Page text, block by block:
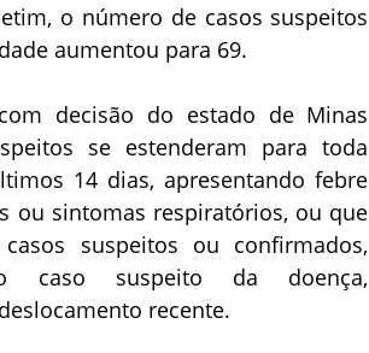
o número de casos suspeitos
aumentou para 69.
decisão do estado de Minas
se estenderam para toda
14 dias, apresentando febre
sintomas respiratórios, ou que
suspeitos ou confirmados,
caso suspeito da doença,
recente.